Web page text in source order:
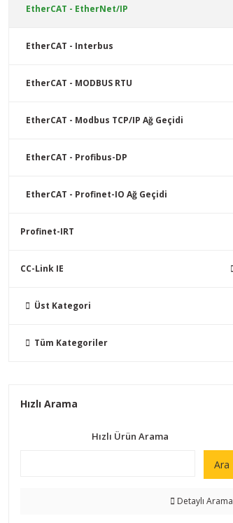
EtherCAT - EtherNet/IP
EtherCAT - Interbus
EtherCAT - MODBUS RTU
EtherCAT - Modbus TCP/IP Ağ Geçidi
EtherCAT - Profibus-DP
EtherCAT - Profinet-IO Ağ Geçidi
Profinet-IRT
CC-Link IE
Üst Kategori
Tüm Kategoriler
Hızlı Arama
Hızlı Ürün Arama
Ara
Detaylı Arama